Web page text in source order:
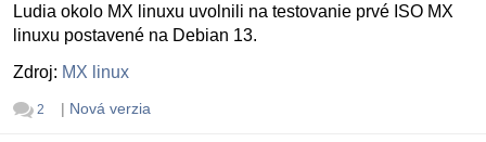
Ludia okolo MX linuxu uvolnili na testovanie prvé ISO MX
linuxu postavené na Debian 13.
Zdroj: MX linux
2 | Nová verzia